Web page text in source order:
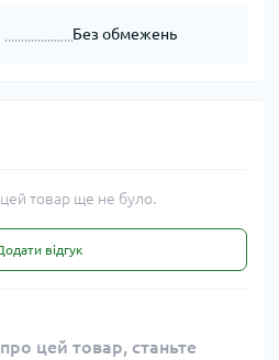
Без обмежень
цей товар ще не було.
відгук
цей товар, станьте